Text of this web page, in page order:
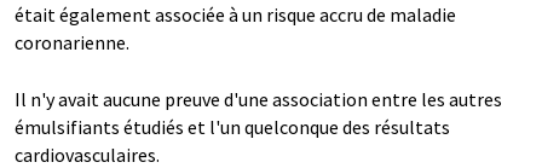
était également associée à un risque accru de maladie
coronarienne.
Il n'y avait aucune preuve d'une association entre les autres
émulsifiants étudiés et l'un quelconque des résultats
cardiovasculaires.